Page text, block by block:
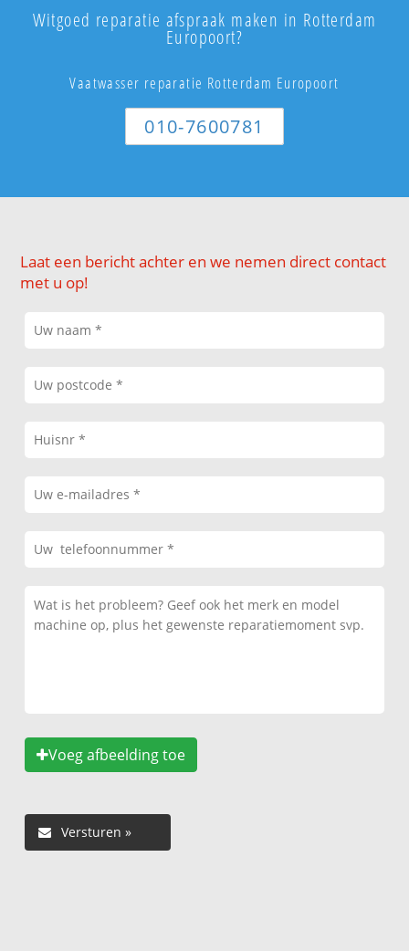
Witgoed reparatie afspraak maken in Rotterdam
Europoort?
Vaatwasser reparatie Rotterdam Europoort
010-7600781
Laat een bericht achter en we nemen direct contact
met u op!
Voeg afbeelding toe